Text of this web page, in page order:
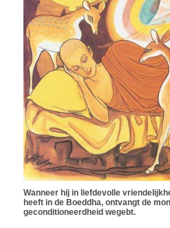
Wanneer hij in liefdevolle
heeft in de Boeddha, ontvangt de
geconditioneerdheid wegebt.